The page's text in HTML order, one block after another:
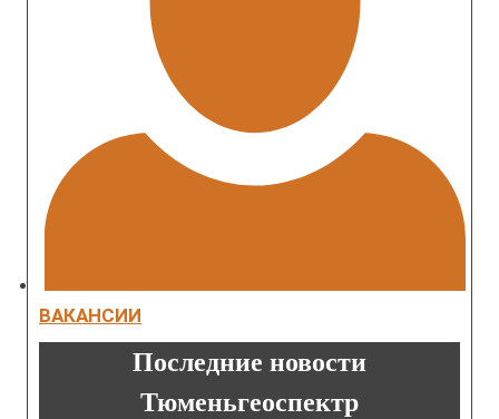
ВАКАНСИИ
Последние новости
Тюменьгеоспектр